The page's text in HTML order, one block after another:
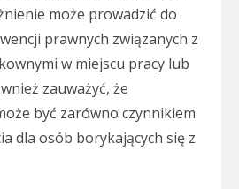
może prowadzić do
prawnych związanych z
w miejscu pracy lub
zauważyć, że
być zarówno czynnikiem
dla osób borykających się z